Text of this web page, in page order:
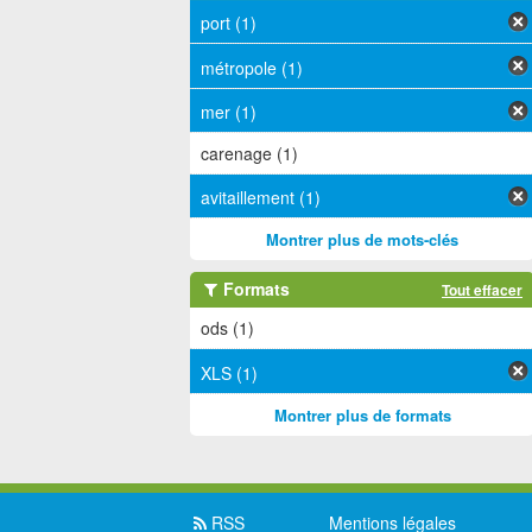
port (1)
métropole (1)
mer (1)
carenage (1)
avitaillement (1)
Montrer plus de mots-clés
Formats Tout effacer
ods (1)
XLS (1)
Montrer plus de formats
RSS Mentions légales